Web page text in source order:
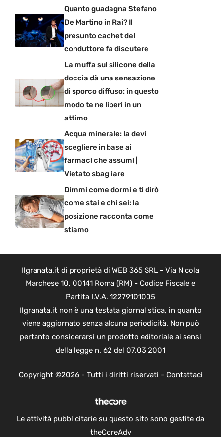
Quanto guadagna Stefano
De Martino in Rai? Il
presunto cachet del
conduttore fa discutere
La muffa sul silicone della
doccia dà una sensazione
di sporco diffuso: in questo
modo te ne liberi in un
attimo
Acqua minerale: la devi
scegliere in base ai
farmaci che assumi |
Vietato sbagliare
Dimmi come dormi e ti dirò
come stai e chi sei: la
posizione racconta come
stiamo
Ilgranata.it di proprietà di WEB 365 SRL - Via Nicola
Marchese 10, 00141 Roma (RM) - Codice Fiscale e
Partita I.V.A. 12279101005
Ilgranata.it non è una testata giornalistica, in quanto
viene aggiornato senza alcuna periodicità. Non può
pertanto considerarsi un prodotto editoriale ai sensi
della legge n. 62 del 07.03.2001
Copyright ©2026 - Tutti i diritti riservati - Contattaci
Le attività pubblicitarie su questo sito sono gestite da
theCoreAdv